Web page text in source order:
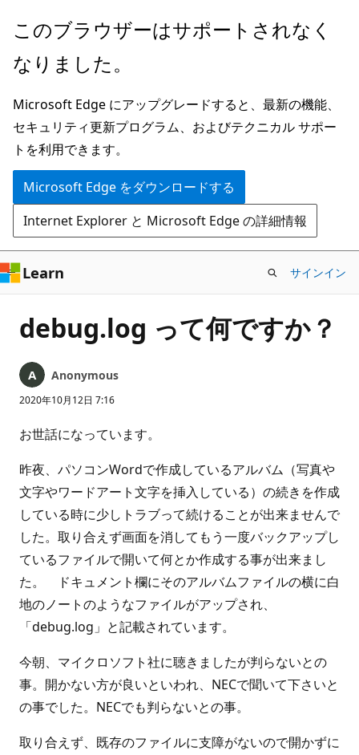
メ
ン
ン
テ
ン
ツ
に
ス
キ
ッ
プ
このブラウザーはサポートされなく
なりました。
Microsoft Edge にアップグレードすると、最新の機能、
セキュリティ更新プログラム、およびテクニカル サポー
トを利用できます。
Microsoft Edge をダウンロードする
Internet Explorer と Microsoft Edge の詳細情報
Learn サインイン
debug.log って何ですか？
Anonymous
2020年10月12日 7:16
お世話になっています。
昨夜、パソコンWordで作成しているアルバム（写真や
文字やワードアート文字を挿入している）の続きを作成
している時に少しトラブって続けることが出来ませんで
した。取り合えず画面を消してもう一度バックアップし
ているファイルで開いて何とか作成する事が出来まし
た。 ドキュメント欄にそのアルバムファイルの横に白
地のノートのようなファイルがアップされ、
「debug.log」と記載されています。
今朝、マイクロソフト社に聴きましたが判らないとの
事。開かない方が良いといわれ、NECで聞いて下さいと
の事でした。NECでも判らないとの事。
取り合えず、既存のファイルに支障がないので開かずに